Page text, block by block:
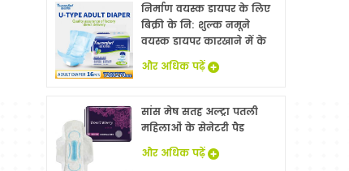
निर्माण वयस्क डायपर के लिए
बिक्री के नि: शुल्क नमूने
वयस्क डायपर कारखाने में के
साथ China
और अधिक पढ़ें
सांस मेष सतह अल्ट्रा पतली
महिलाओं के सेनेटरी पैड
और अधिक पढ़ें